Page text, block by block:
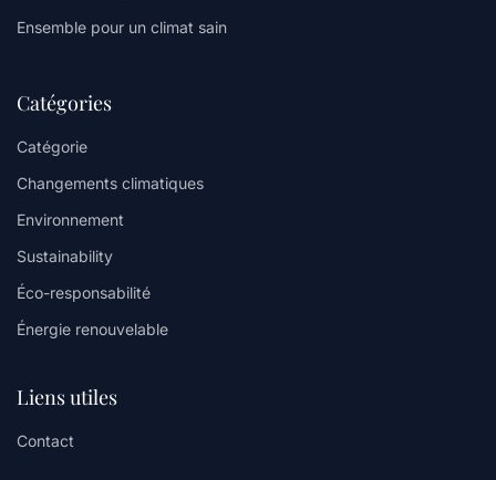
Ensemble pour un climat sain
Catégories
Catégorie
Changements climatiques
Environnement
Sustainability
Éco-responsabilité
Énergie renouvelable
Liens utiles
Contact